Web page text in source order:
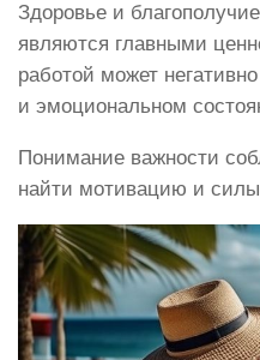
Здоровье и
являются главными
работой может
и эмоциональном
Понимание важности
найти мотивацию и